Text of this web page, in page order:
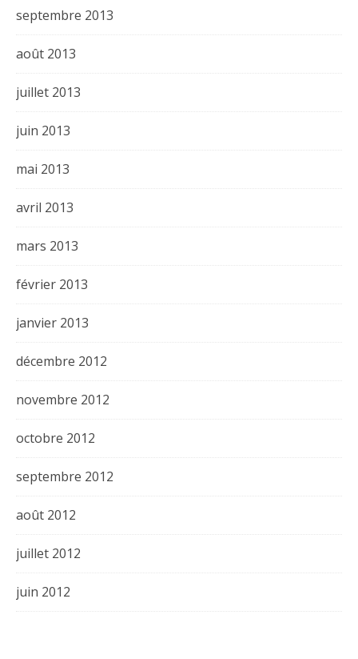
septembre 2013
août 2013
juillet 2013
juin 2013
mai 2013
avril 2013
mars 2013
février 2013
janvier 2013
décembre 2012
novembre 2012
octobre 2012
septembre 2012
août 2012
juillet 2012
juin 2012